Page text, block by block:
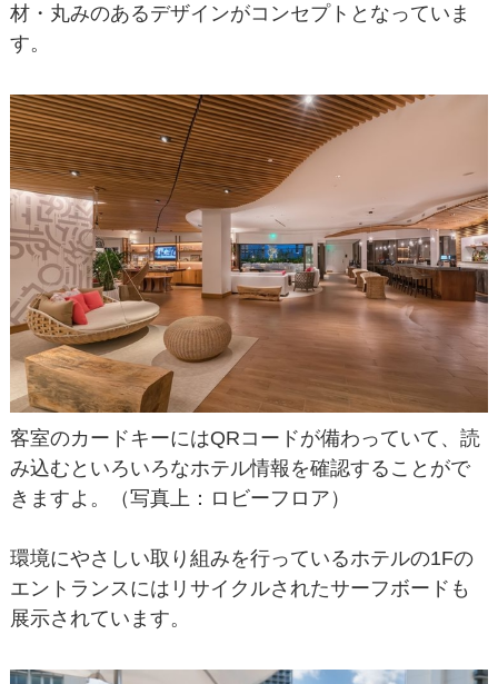
材・丸みのあるデザインがコンセプトとなっていま
す。
客室のカードキーにはQRコードが備わっていて、読
み込むといろいろなホテル情報を確認することがで
きますよ。（写真上：ロビーフロア）
環境にやさしい取り組みを行っているホテルの1Fの
エントランスにはリサイクルされたサーフボードも
展示されています。